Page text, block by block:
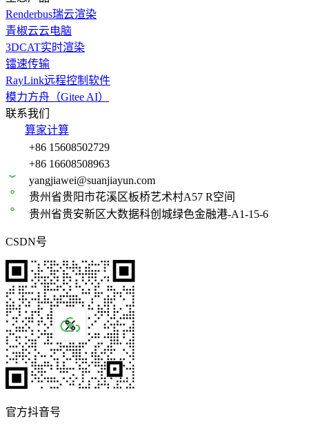
Renderbus瑞云渲染
青椒云云电脑
3DCAT实时渲染
镭速传输
RayLink远程控制软件
模力方舟（Gitee AI）
联系我们
算家计算
+86 15608502729
+86 16608508963
yangjiawei@suanjiayun.com
贵州省贵阳市花溪区板桥艺术村A57 R空间
贵州省贵安新区大数据科创城绿色金融港-A1-15-6
CSDN号
官方抖音号